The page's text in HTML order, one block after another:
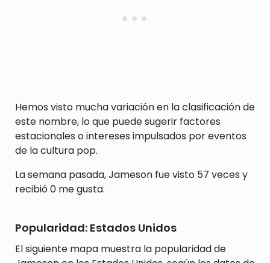
Hemos visto mucha variación en la clasificación de
este nombre, lo que puede sugerir factores
estacionales o intereses impulsados por eventos
de la cultura pop.
La semana pasada, Jameson fue visto 57 veces y
recibió 0 me gusta.
Popularidad: Estados Unidos
El siguiente mapa muestra la popularidad de